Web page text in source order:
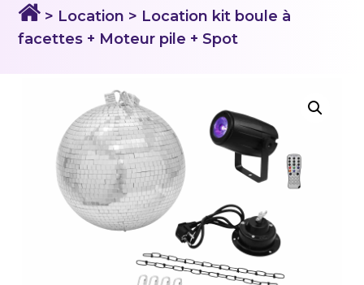
> Location > Location kit boule à
facettes + Moteur pile + Spot